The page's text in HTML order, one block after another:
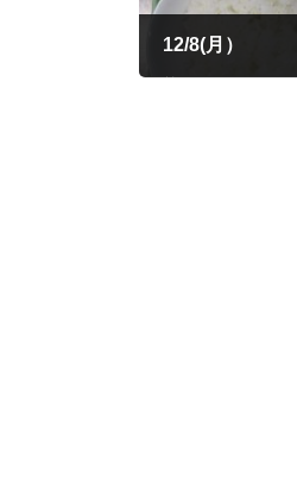
12/8(月）